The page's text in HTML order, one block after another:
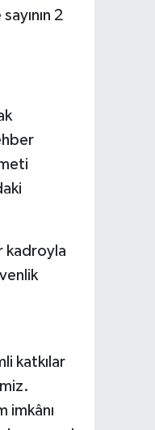
2
kadroyla
katkılar
imkânı